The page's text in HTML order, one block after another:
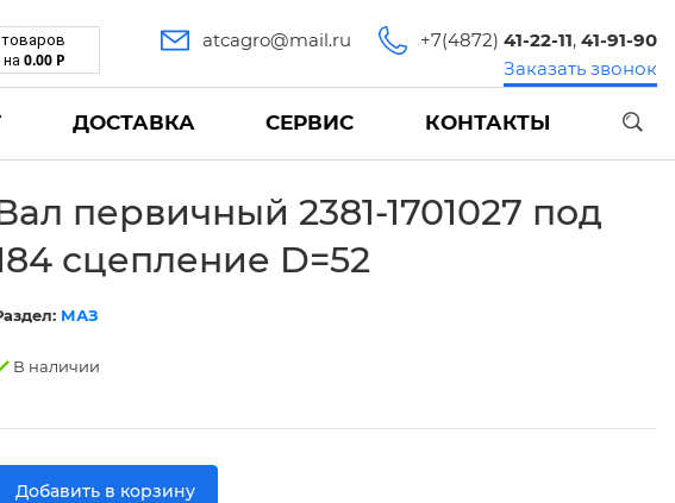
товаров
на 0.00 Р
atcagro@mail.ru +7(4872) 41-22-11, 41-91-90
Заказать звонок
ДОСТАВКА СЕРВИС КОНТАКТЫ
первичный 2381-1701027 под
сцепление D=52
МАЗ
В наличии
Добавить в корзину